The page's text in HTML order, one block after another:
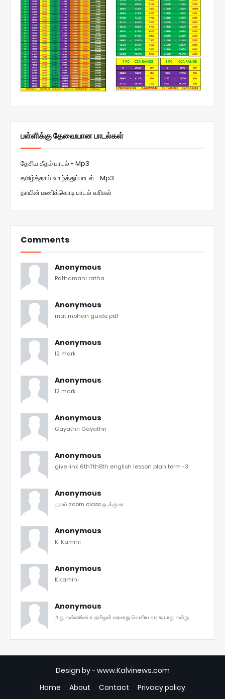
பள்ளிக்கு தேவையான பாடல்கள்
தேசிய கீதம் பாடல் - Mp3
தமிழ்த்தாய் வாழ்த்துப்பாடல் - Mp3
தாயின் மணிக்கொடி பாடல் வரிகள்
Comments
Anonymous
Rathamani ratha
Anonymous
mat mohan guide pdf
Anonymous
12 mark
Anonymous
12 mark
Anonymous
Gayathri Gayathri
Anonymous
give link 6th7th8th english lesson plan term -3
Anonymous
ஹாய் zoom class நடக்குமா
Anonymous
K. Kamini
Anonymous
K.kamini
Anonymous
அது என்னங்கடா தமிழன் வரலாறு வெளிய வர கூடாது என்று ...
Design by - www.Kalvinews.com
Home
About Contact Privacy policy